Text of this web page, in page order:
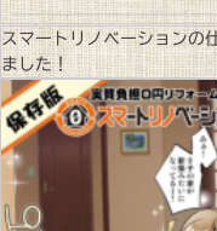
スマートリノベーションの
ました！